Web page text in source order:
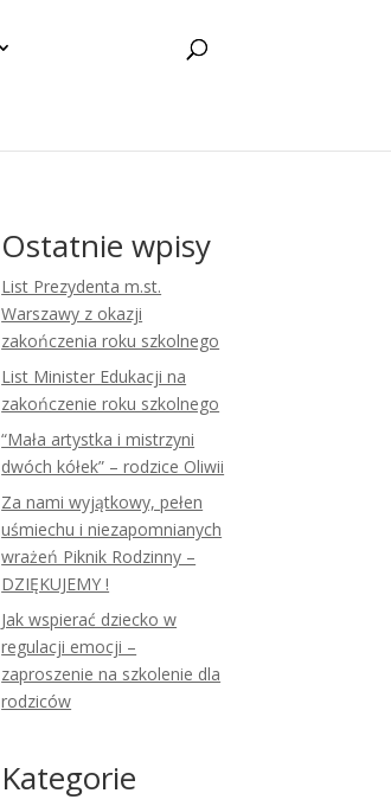
Ostatnie wpisy
List Prezydenta m.st.
Warszawy z okazji
zakończenia roku szkolnego
List Minister Edukacji na
zakończenie roku szkolnego
“Mała artystka i mistrzyni
dwóch kółek” – rodzice Oliwii
Za nami wyjątkowy, pełen
uśmiechu i niezapomnianych
wrażeń Piknik Rodzinny –
DZIĘKUJEMY !
Jak wspierać dziecko w
regulacji emocji –
zaproszenie na szkolenie dla
rodziców
Kategorie